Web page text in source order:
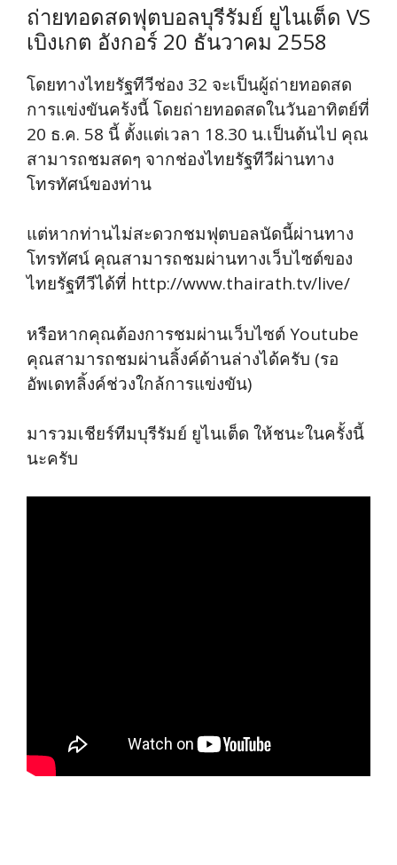
ถ่ายทอดสดฟุตบอลบุรีรัมย์ ยูไนเต็ด VS
เบิงเกต อังกอร์ 20 ธันวาคม 2558
โดยทางไทยรัฐทีวีช่อง 32 จะเป็นผู้ถ่ายทอดสด
การแข่งขันคร้งนี้ โดยถ่ายทอดสดในวันอาทิตย์ที่
20 ธ.ค. 58 นี้ ตั้งแต่เวลา 18.30 น.เป็นต้นไป คุณ
สามารถชมสดๆ จากช่องไทยรัฐทีวีผ่านทาง
โทรทัศน์ของท่าน
แต่หากท่านไม่สะดวกชมฟุตบอลนัดนี้ผ่านทาง
โทรทัศน์ คุณสามารถชมผ่านทางเว็บไซต์ของ
ไทยรัฐทีวีได้ที่ http://www.thairath.tv/live/
หรือหากคุณต้องการชมผ่านเว็บไซต์ Youtube
คุณสามารถชมผ่านลิ้งค์ด้านล่างได้ครับ (รอ
อัพเดทลิ้งค์ช่วงใกล้การแข่งขัน)
มารวมเชียร์ทีมบุรีรัมย์ ยูไนเต็ด ให้ชนะในครั้งนี้
นะครับ